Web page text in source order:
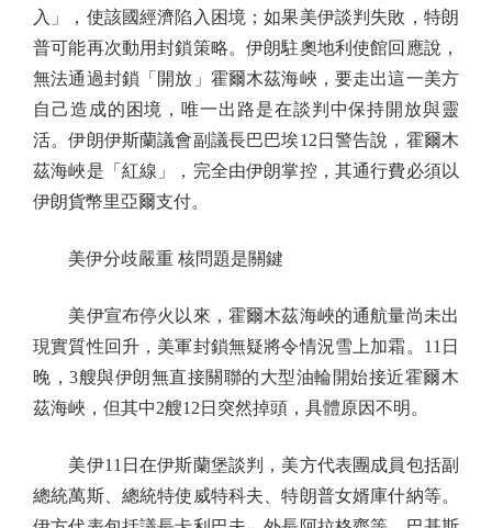
入」，使該國經濟陷入困境；如果美伊談判失敗，特朗
普可能再次動用封鎖策略。伊朗駐奧地利使館回應說，
無法通過封鎖「開放」霍爾木茲海峽，要走出這一美方
自己造成的困境，唯一出路是在談判中保持開放與靈
活。伊朗伊斯蘭議會副議長巴巴埃12日警告說，霍爾木
茲海峽是「紅線」，完全由伊朗掌控，其通行費必須以
伊朗貨幣里亞爾支付。
美伊分歧嚴重 核問題是關鍵
美伊宣布停火以來，霍爾木茲海峽的通航量尚未出
現實質性回升，美軍封鎖無疑將令情況雪上加霜。11日
晚，3艘與伊朗無直接關聯的大型油輪開始接近霍爾木
茲海峽，但其中2艘12日突然掉頭，具體原因不明。
美伊11日在伊斯蘭堡談判，美方代表團成員包括副
總統萬斯、總統特使威特科夫、特朗普女婿庫什納等。